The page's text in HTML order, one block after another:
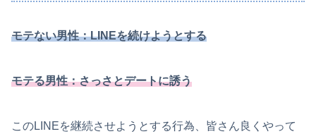
モテない男性：LINEを続けようとする
モテる男性：さっさとデートに誘う
このLINEを継続させようとする行為、皆さん良くやって